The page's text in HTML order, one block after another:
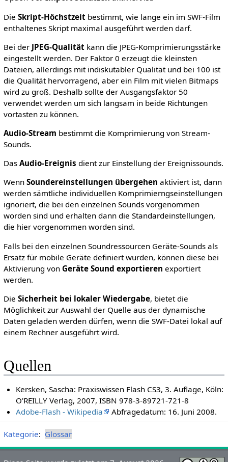
Die Skript-Höchstzeitbestimmt, wie lange ein im SWF-Film
enthaltenes Skript maximal ausgeführt werden darf.
Bei der JPEG-Qualitätkann die JPEG-Komprimierungsstärke
eingestellt werden. Der Faktor 0 erzeugt die kleinsten
Dateien, allerdings mit indiskutabler Qualität und bei 100 ist
die Qualität hervorragend, aber ein Film mit vielen Bitmaps
wird zu groß. Deshalb sollte der Ausgangsfaktor 50
verwendet werden um sich langsam in beide Richtungen
vortasten zu können.
Audio-Stream bestimmt die Komprimierung von Stream-
Sounds.
Das Audio-Ereignis dient zur Einstellung der Ereignissounds.
Wenn Soundereinstellungen übergehen aktiviert ist, dann
werden sämtliche individuellen Komprimierngseinstellungen
ignoriert, die bei den einzelnen Sounds vorgenommen
worden sind und erhalten dann die Standardeinstellungen,
die hier vorgenommen worden sind.
Falls bei den einzelnen Soundressourcen Geräte-Sounds als
Ersatz für mobile Geräte definiert wurden, können diese bei
Aktivierung von Geräte Sound exportieren exportiert
werden.
Die Sicherheit bei lokaler Wiedergabe, bietet die
Möglichkeit zur Auswahl der Quelle aus der dynamische
Daten geladen werden dürfen, wenn die SWF-Datei lokal auf
einem Rechner ausgeführt wird.
Quellen
Kersken, Sascha: Praxiswissen Flash CS3, 3. Auflage, Köln:
O'REILLY Verlag, 2007, ISBN 978-3-89721-721-8
Adobe-Flash - Wikipedia
Abfragedatum: 16. Juni 2008.
Kategorie: Glossar